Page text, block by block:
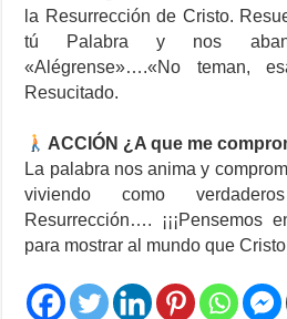
la Resurrección de Cristo.
tú Palabra y nos
«Alégrense»….«No teman,
Resucitado.
ACCIÓN ¿A que me
La palabra nos anima y
viviendo como
Resurrección…. ¡¡¡Pensemos
para mostrar al mundo que